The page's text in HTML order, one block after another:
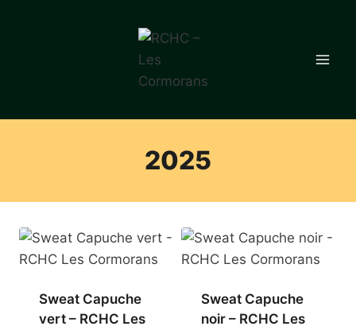
2025
Sweat Capuche
vert – RCHC Les
Sweat Capuche
noir – RCHC Les